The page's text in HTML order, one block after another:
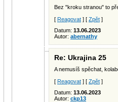
Bez "kroku stranou" to
[ Reagovat ] [ Zpět ]
Datum: 13.06.2023
Autor: abernathy
Re: Ukrajina 25
A nemusíš spěchat,
[ Reagovat ] [ Zpět ]
Datum: 13.06.2023
Autor: ckp13